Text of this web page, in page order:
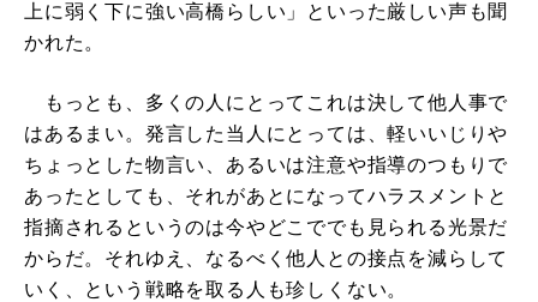
上に弱く下に強い高橋らしい」といった厳しい声も聞
かれた。
もっとも、多くの人にとってこれは決して他人事で
はあるまい。発言した当人にとっては、軽いいじりや
ちょっとした物言い、あるいは注意や指導のつもりで
あったとしても、それがあとになってハラスメントと
指摘されるというのは今やどこででも見られる光景だ
からだ。それゆえ、なるべく他人との接点を減らして
いく、という戦略を取る人も珍しくない。